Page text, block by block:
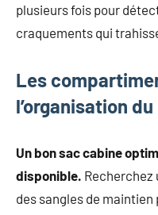
plusieurs fois pour
craquements qui
Les
l’organisation
Un bon sac cabine
disponible.
des sangles de